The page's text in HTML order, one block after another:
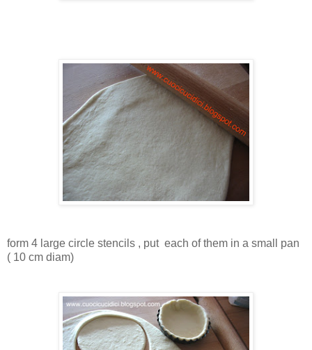
form 4 large circle stencils , put each of them in a small pan
( 10 cm diam)